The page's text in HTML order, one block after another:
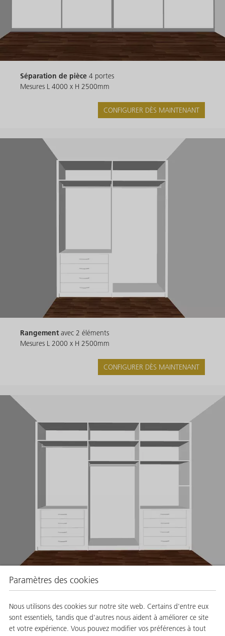
Séparation de pièce 4 portes
Mesures L 4000 x H 2500mm
CONFIGURER DÈS MAINTENANT
Rangementavec 2 éléments
Mesures L 2000 x H 2500mm
CONFIGURER DÈS MAINTENANT
Rangementavec 2 éléments
CONFIGURER DÈS MAINTENANT
Paramètres des cookies
Nous utilisons des cookies sur notre site web. Certains d'entre eux
sont essentiels, tandis que d'autres nous aident à améliorer ce site
et votre expérience. Vous pouvez modifier vos préférences à tout